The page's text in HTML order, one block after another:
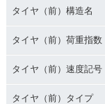
タイヤ（前）構造名
タイヤ（前）荷重指数
タイヤ（前）速度記号
タイヤ（前）タイプ